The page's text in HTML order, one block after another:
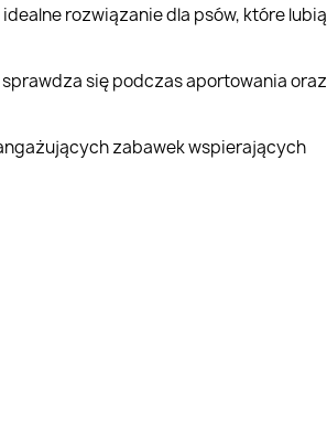
rozwiązanie dla psów, które lubią
się podczas aportowania oraz
zabawek wspierających